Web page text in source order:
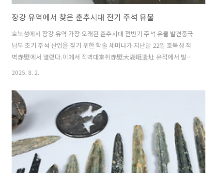
장강 유역에서 찾은 춘추시대 전기 주석 유물
호북성에서 장강 유역 가장 오래된 춘추시대 전반기 주석 유물 발견중국
남부 초기 주석 산업을 짚기 위한 학술 세미나가 지난달 22일 호북성 적
벽赤壁에서 열렸다.이에서 적벽대호취赤壁大湖咀遗址 유적에서 발견
된 제련 주석 슬래그熔炼锡渣가 현재 장강 유역에서 가장 오래된 주석
했다.이 발견은 주나라 남쪽의 '금도석행金道锡行'을 이해하는 데 중요
한 학술적 가치를 지닌다고. 회의는 상악예완초문화연구회湘鄂豫皖楚
文化研究会 주최로 호북성 문물고고연구원, 적벽시 문화관광국, 적벽시
박물관이 주관한 가운데 전문가와 학자들이 상주 진한 시대 남부 지역 주
석 산지, 주석 제련 기술, 주석 자원 유통 메커니즘을 논의했다. 주석은
인류가 가장 먼저 이용한 금속 중 ..
2025. 8. 2.